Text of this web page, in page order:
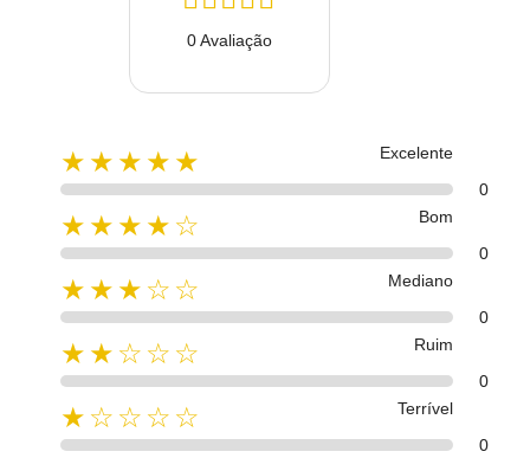
0 Avaliação
★★★★★
Excelente
0
★★★★☆
Bom
0
★★★☆☆
Mediano
0
★★☆☆☆
Ruim
0
★☆☆☆☆
Terrível
0